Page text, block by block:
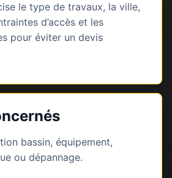
le type de travaux, la ville,
d’accès et les
pour éviter un devis
bassin, équipement,
ou dépannage.